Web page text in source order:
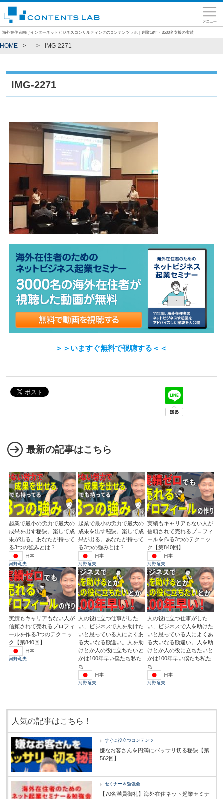
海外在住者向けインターネットビジネスコンサルティングのコンテンツラボ｜創業18年・3500名支援の実績
HOME IMG-2271
IMG-2271
＞＞いますぐ無料で視聴する＜＜
最新の記事はこちら
起業で最小の労力で最大の
成果を出す秘訣。楽して成
果が出る。あなたが持って
る3つの強みとは？
日本
河野竜夫
起業で最小の労力で最大の
成果を出す秘訣。楽して成
果が出る。あなたが持って
る3つの強みとは？
日本
河野竜夫
実績もキャリアもない人が
信頼されて売れるプロフィ
ールを作る3つのテクニッ
ク【第840回】
日本
河野竜夫
実績もキャリアもない人が
信頼されて売れるプロフィ
ールを作る3つのテクニッ
ク【第840回】
日本
河野竜夫
人の役に立つ仕事がした
い、ビジネスで人を助けた
いと思っている人によくあ
る大いなる勘違い。人を助
けとか人の役に立ちたいと
かは100年早い僕たち私た
ち
日本
河野竜夫
人の役に立つ仕事がした
い、ビジネスで人を助けた
いと思っている人によくあ
る大いなる勘違い。人を助
けとか人の役に立ちたいと
かは100年早い僕たち私た
ち
日本
河野竜夫
人気の記事はこちら！
すぐに役立つコンテンツ
嫌なお客さんを円満にバッサリ切る秘訣【第
562回】
セミナー＆勉強会
【70名満員御礼】海外在住ネット起業セミナ